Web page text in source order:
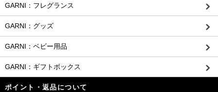
GARNI：フレグランス
GARNI：グッズ
GARNI：ベビー用品
GARNI：ギフトボックス
ポイント・返品について